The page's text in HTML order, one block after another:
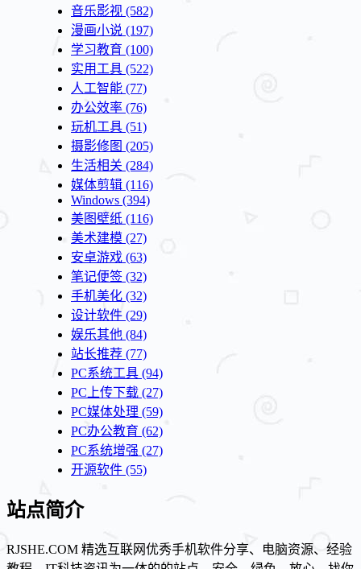
音乐影视 (582)
漫画小说 (197)
学习教育 (100)
实用工具 (522)
人工智能 (77)
办公效率 (76)
玩机工具 (51)
摄影修图 (205)
生活相关 (284)
媒体剪辑 (116)
Windows (394)
美图壁纸 (116)
美术建模 (27)
安卓游戏 (63)
笔记便签 (32)
手机美化 (32)
设计软件 (29)
娱乐其他 (84)
站长推荐 (77)
PC系统工具 (94)
PC上传下载 (27)
PC媒体处理 (59)
PC办公教育 (62)
PC系统增强 (27)
开源软件 (55)
站点简介
RJSHE.COM 精选互联网优秀手机软件分享、电脑资源、经验